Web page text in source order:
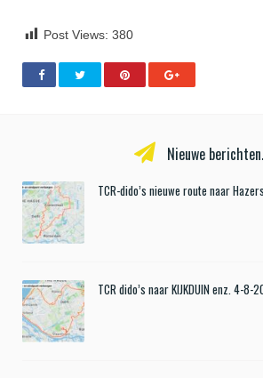
Post Views: 380
Nieuwe berichten.
TCR-dido’s nieuwe route naar
TCR dido’s naar KIJKDUIN enz. 4-8-